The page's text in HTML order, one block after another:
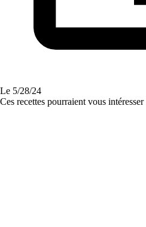
Le 5/28/24
Ces recettes pourraient vous intéresser